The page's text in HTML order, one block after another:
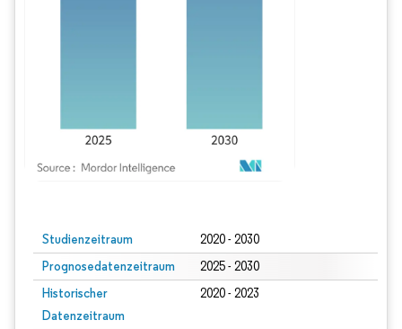
Studienzeitraum 2020 - 2030
Prognosedatenzeitraum 2025 - 2030
Historischer
Datenzeitraum
2020 - 2023